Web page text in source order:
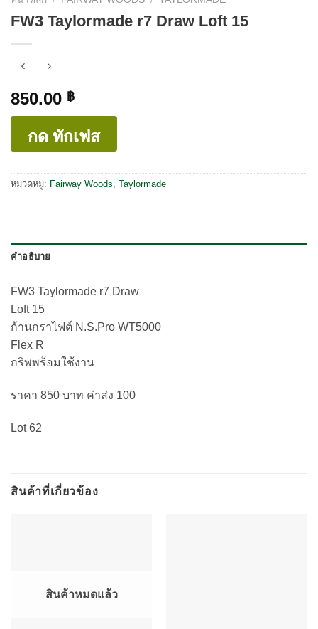
FW3 Taylormade r7 Draw Loft 15
850.00 ฿
กด ทักเฟส
หมวดหมู่: Fairway Woods Taylormade
คำอธิบาย
FW3 Taylormade r7 Draw
Loft 15
ก้านกราไฟต์ N.S.Pro WT5000
Flex R
กริพพร้อมใช้งาน
ราคา 850 บาท ค่าส่ง 100
Lot 62
สินค้าที่เกี่ยวข้อง
สินค้าหมดแล้ว